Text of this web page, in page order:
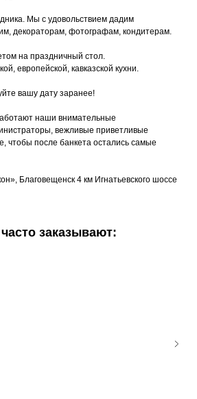
Мы с удовольствием дадим
декораторам, фотографам, кондитерам.
на праздничный стол.
европейской, кавказской кухни.
вашу дату заранее!
наши внимательные
вежливые приветливые
чтобы после банкета остались самые
Благовещенск 4 км Игнатьевского шоссе
заказывают: